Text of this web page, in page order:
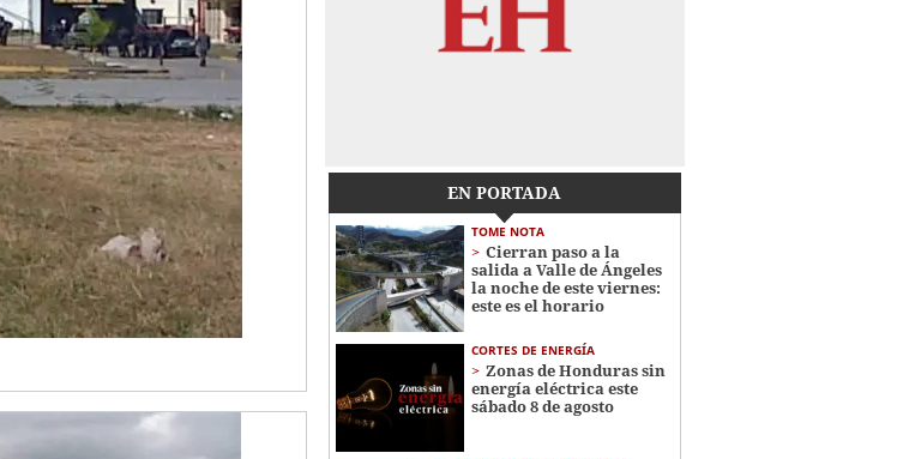
EN PORTADA
TOME NOTA
Cierran paso a la
salida a Valle de Ángeles
la noche de este viernes:
este es el horario
CORTES DE ENERGÍA
Zonas de Honduras sin
energía eléctrica este
sábado 8 de agosto